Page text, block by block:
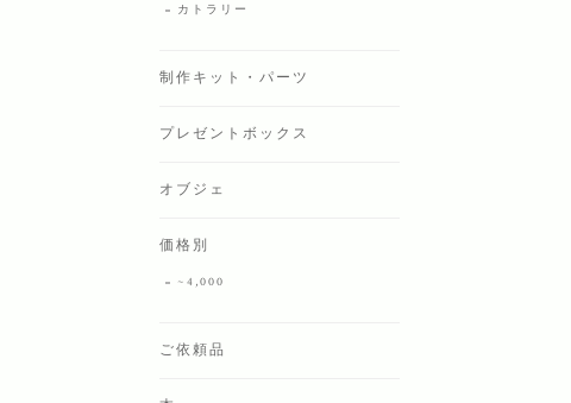
カトラリー
制作キット・パーツ
プレゼントボックス
オブジェ
価格別
~4,000
ご依頼品